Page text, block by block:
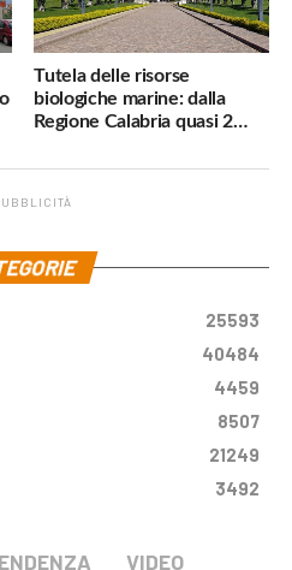
Tutela delle risorse
biologiche marine: dalla
Regione Calabria quasi 2
25593
40484
4459
8507
21249
3492
VIDEO